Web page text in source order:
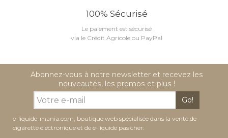
100% Sécurisé
Le paiement est sécurisé
via le Crédit Agricole ou PayPal
Abonnez-vous à notre newsletter et recevez les
nouveautés, les promos et plus !
Go!
e-liquide-mania.com, boutique web spécialisée dans la vente de
cigarette électronique et de e-liquide pas cher: